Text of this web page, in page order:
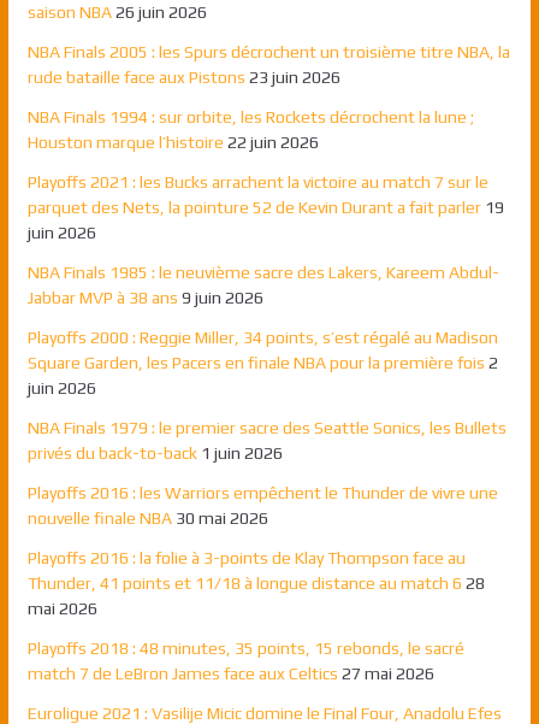
saison NBA 26 juin 2026
NBA Finals 2005 : les Spurs décrochent un troisième titre NBA, la
rude bataille face aux Pistons 23 juin 2026
NBA Finals 1994 : sur orbite, les Rockets décrochent la lune ;
Houston marque l’histoire 22 juin 2026
Playoffs 2021 : les Bucks arrachent la victoire au match 7 sur le
parquet des Nets, la pointure 52 de Kevin Durant a fait parler 19
juin 2026
NBA Finals 1985 : le neuvième sacre des Lakers, Kareem Abdul-
Jabbar MVP à 38 ans 9 juin 2026
Playoffs 2000 : Reggie Miller, 34 points, s’est régalé au Madison
Square Garden, les Pacers en finale NBA pour la première fois 2
juin 2026
NBA Finals 1979 : le premier sacre des Seattle Sonics, les Bullets
privés du back-to-back 1 juin 2026
Playoffs 2016 : les Warriors empêchent le Thunder de vivre une
nouvelle finale NBA 30 mai 2026
Playoffs 2016 : la folie à 3-points de Klay Thompson face au
Thunder, 41 points et 11/18 à longue distance au match 6 28
mai 2026
Playoffs 2018 : 48 minutes, 35 points, 15 rebonds, le sacré
match 7 de LeBron James face aux Celtics 27 mai 2026
Euroligue 2021 : Vasilije Micic domine le Final Four, Anadolu Efes